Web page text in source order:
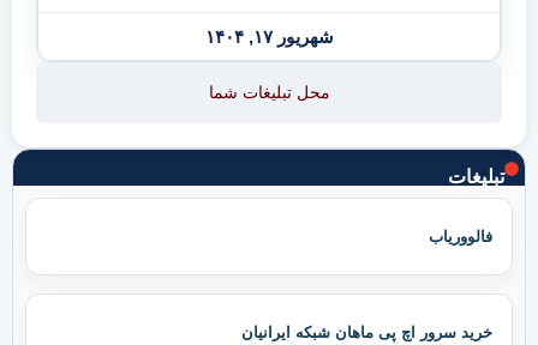
تبلیغات
فالووریاب
خرید سرور اچ پی ماهان شبکه ایرانیان
شهریور ۱۷, ۱۴۰۴
محل تبلیغات شما